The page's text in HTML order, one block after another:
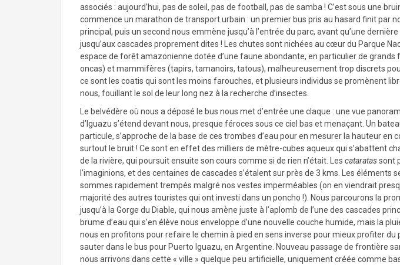
associés : aujourd’hui, pas de soleil, pas de football, pas de samba ! C’est sous une
commence un marathon de transport urbain : un premier bus pris au hasard finit par
principal, puis un second nous emmène jusqu’à l’entrée du parc, avant qu’une
jusqu’aux cascades proprement dites ! Les chutes sont nichées au cœur du Parque
espace de forêt amazonienne dotée d’une faune abondante, en particulier de grands
oncas) et mammifères (tapirs, tamanoirs, tatous), malheureusement trop discrets
ce sont les coatis qui sont les moins farouches, et plusieurs individus se promènent
nous, fouillant le sol de leur long nez à la recherche d’insectes.
Le belvédère où nous a déposé le bus nous met d’entrée une claque : une vue
d’Iguazu s’étend devant nous, presque féroces sous ce ciel bas et menaçant. Un
particule, s’approche de la base de ces trombes d’eau pour en mesurer la hauteur en
surtout le bruit ! Ce sont en effet des milliers de mètre-cubes aqueux qui s’abattent
de la rivière, qui poursuit ensuite son cours comme si de rien n’était. Les cataratassont
l’imaginions, et des centaines de cascades s’étalent sur près de 3 kms. Les éléments
sommes rapidement trempés malgré nos vestes imperméables (on en viendrait
majorité des autres touristes qui ont investi dans un poncho !). Nous parcourons la
jusqu’à la Gorge du Diable, qui nous amène juste à l’aplomb de l’une des cascades
brume d’eau qui s’en élève nous enveloppe d’une nouvelle couche humide, mais la
nous en profitons pour refaire le chemin à pied en sens inverse pour mieux profiter du
sauter dans le bus pour Puerto Iguazu, en Argentine. Nouveau passage de frontière
nous arrivons dans cette « ville » quelque peu artificielle, uniquement créée comme